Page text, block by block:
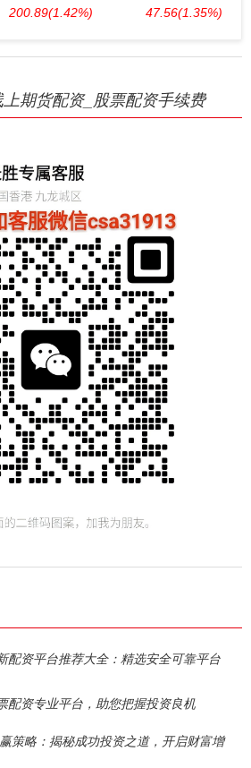
200.89(1.42%) 47.56(1.35%)
期货配资_股票配资手续费
配资平台推荐大全：精选安全可靠平台
配资专业平台，助您把握投资良机
策略：揭秘成功投资之道，开启财富增